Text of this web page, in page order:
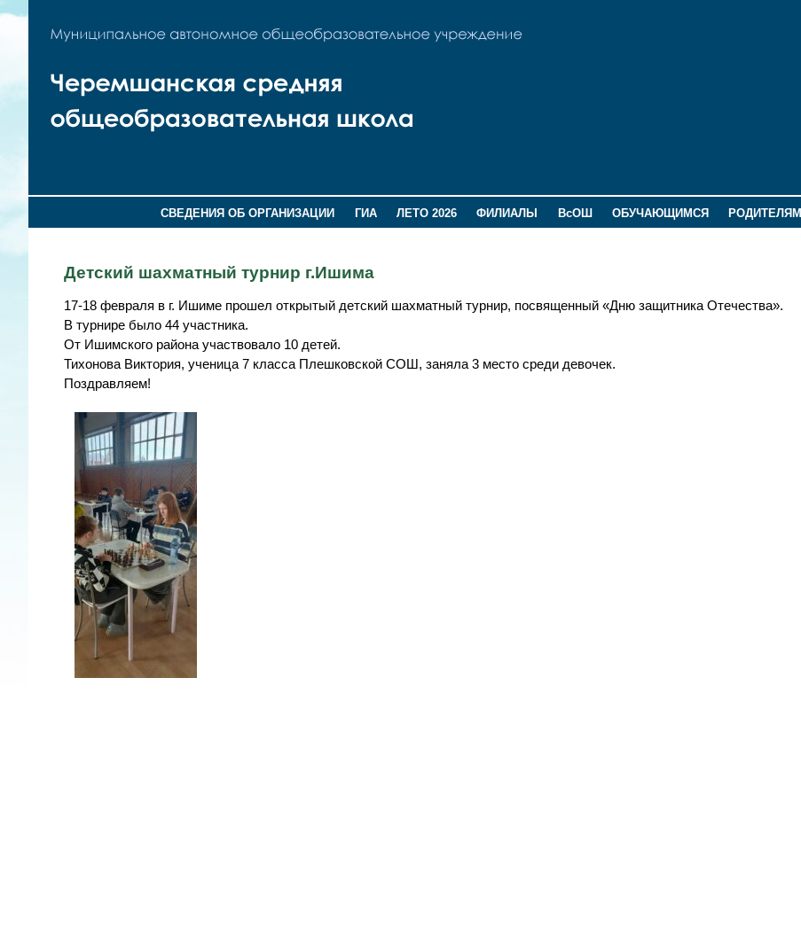
СВЕДЕНИЯ ОБ ОРГАНИЗАЦИИ ГИА ЛЕТО 2026 ФИЛИАЛЫ ВсОШ ОБУЧАЮЩИМСЯ РОДИТЕЛЯМ
Детский шахматный турнир г.Ишима
17-18 февраля в г. Ишиме прошел открытый детский шахматный турнир, посвященный «Дню защитника Отечества».
В турнире было 44 участника.
От Ишимского района участвовало 10 детей.
Тихонова Виктория, ученица 7 класса Плешковской СОШ, заняла 3 место среди девочек.
Поздравляем!